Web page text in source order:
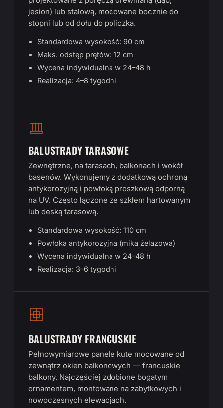
jesion) lub stalową, mocowane bocznie do
stopni lub od dołu do policzka.
Standardowa wysokość: 90 cm
Maks. odstęp prętów: 12 cm
Wycena indywidualna w 24–48 h
Realizacja: 4–8 tygodni
BALUSTRADY TARASOWE
Zewnętrzne, na tarasach, balkonach i wokół
basenów. Wykonujemy z dodatkową ochroną
antykorozyjną i powłoką proszkową odporną
na UV. Często łączone ze szkłem hartowanym
lub deską tarasową.
Standardowa wysokość: 110 cm
Powłoka antykorozyjna (mika żelazowa)
Wycena indywidualna w 24–48 h
Realizacja: 3–6 tygodni
BALUSTRADY FRANCUSKIE
Pełnowymiarowe panele kute mocowane od
zewnątrz okien balkonowych — francuskie
balkony. Najczęściej zdobione bogatym
ornamentem, montowane na zabytkowych i
nowoczesnych elewacjach.